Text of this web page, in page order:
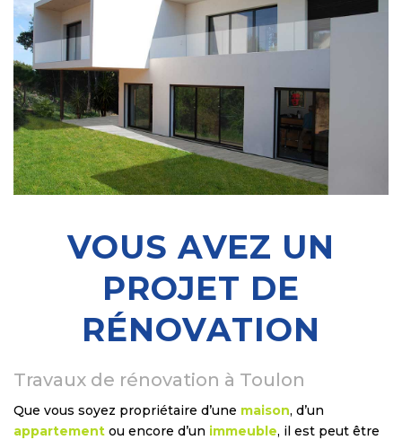
VOUS AVEZ UN
PROJET DE
RÉNOVATION
Travaux de rénovation à Toulon
Que vous soyez propriétaire d’une maison, d’un
appartement ou encore d’un immeuble, il est peut être